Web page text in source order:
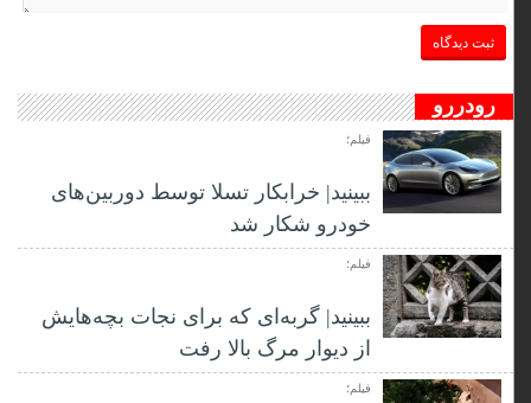
رودررو
فیلم؛
ببینید| خرابکار تسلا توسط دوربین‌های
خودرو شکار شد
فیلم؛
ببینید| گربه‌ای که برای نجات بچه‌هایش
از دیوار مرگ بالا رفت
فیلم؛